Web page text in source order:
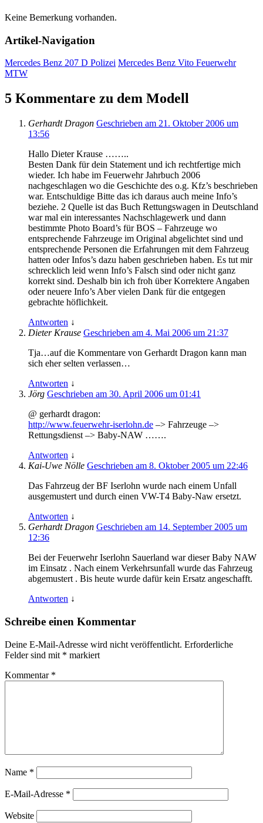
Keine Bemerkung vorhanden.
Artikel-Navigation
Mercedes Benz 207 D Polizei Mercedes Benz Vito Feuerwehr
MTW
5 Kommentare zu dem Modell
Gerhardt Dragon Geschrieben am 21. Oktober 2006 um
13:56
Hallo Dieter Krause ……..
Besten Dank für dein Statement und ich rechtfertige mich
wieder. Ich habe im Feuerwehr Jahrbuch 2006
nachgeschlagen wo die Geschichte des o.g. Kfz’s beschrieben
war. Entschuldige Bitte das ich daraus auch meine Info’s
beziehe. 2 Quelle ist das Buch Rettungswagen in Deutschland
war mal ein interessantes Nachschlagewerk und dann
bestimmte Photo Board’s für BOS – Fahrzeuge wo
entsprechende Fahrzeuge im Original abgelichtet sind und
entsprechende Personen die Erfahrungen mit dem Fahrzeug
hatten oder Infos’s dazu haben geschrieben haben. Es tut mir
schrecklich leid wenn Info’s Falsch sind oder nicht ganz
korrekt sind. Deshalb bin ich froh über Korrektere Angaben
oder neuere Info’s Aber vielen Dank für die entgegen
gebrachte höflichkeit.
Antworten ↓
Dieter Krause Geschrieben am 4. Mai 2006 um 21:37
Tja…auf die Kommentare von Gerhardt Dragon kann man
sich eher selten verlassen…
Antworten ↓
Jörg Geschrieben am 30. April 2006 um 01:41
@ gerhardt dragon:
http://www.feuerwehr-iserlohn.de –> Fahrzeuge –>
Rettungsdienst –> Baby-NAW …….
Antworten ↓
Kai-Uwe Nölle Geschrieben am 8. Oktober 2005 um 22:46
Das Fahrzeug der BF Iserlohn wurde nach einem Unfall
ausgemustert und durch einen VW-T4 Baby-Naw ersetzt.
Antworten ↓
Gerhardt Dragon Geschrieben am 14. September 2005 um
12:36
Bei der Feuerwehr Iserlohn Sauerland war dieser Baby NAW
im Einsatz . Nach einem Verkehrsunfall wurde das Fahrzeug
abgemustert . Bis heute wurde dafür kein Ersatz angeschafft.
Antworten ↓
Schreibe einen Kommentar
Deine E-Mail-Adresse wird nicht veröffentlicht. Erforderliche
Felder sind mit * markiert
Kommentar *
Name *
E-Mail-Adresse *
Website